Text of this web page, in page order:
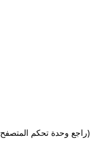
(راجع وحدة تحكم المتصفح